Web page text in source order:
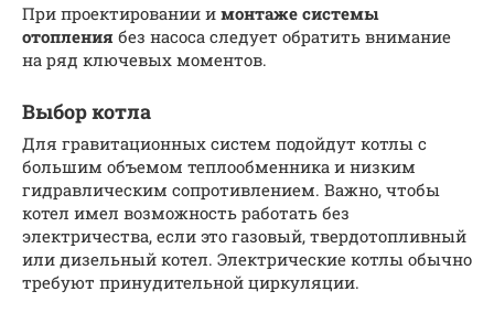
При проектировании и монтаже системы
отопления без насоса следует обратить внимание
на ряд ключевых моментов.
Выбор котла
Для гравитационных систем подойдут котлы с
большим объемом теплообменника и низким
гидравлическим сопротивлением. Важно, чтобы
котел имел возможность работать без
электричества, если это газовый, твердотопливный
или дизельный котел. Электрические котлы обычно
требуют принудительной циркуляции.